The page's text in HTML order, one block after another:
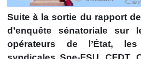
Suite à la sortie du rapport
d’enquête sénatoriale sur
opérateurs de l’État, les